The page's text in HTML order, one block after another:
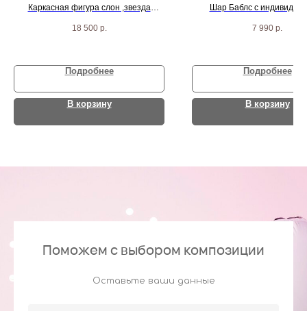
Каркасная фигура слон ,звезда
шаров
18 500 р.
Подробнее
В корзину
Шар Баблс с
розовых шариков
7 990 р.
Подробнее
В корзину
Поможем с выбором композиции
Оставьте ваши данные